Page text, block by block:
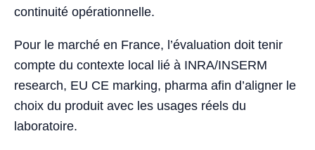
continuité opérationnelle.
Pour le marché en France, l’évaluation doit tenir
compte du contexte local lié à INRA/INSERM
research, EU CE marking, pharma afin d’aligner le
choix du produit avec les usages réels du
laboratoire.